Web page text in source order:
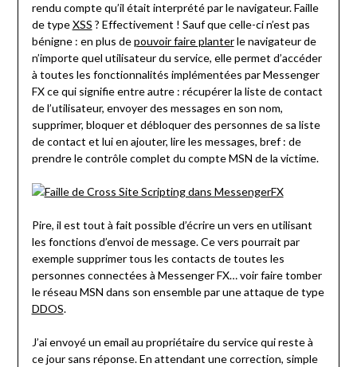
rendu compte qu’il était interprété par le navigateur. Faille
de typeXSS ? Effectivement ! Sauf que celle-ci n’est pas
bénigne : en plus depouvoir faire planterle navigateur de
n’importe quel utilisateur du service, elle permet d’accéder
à toutes les fonctionnalités implémentées par Messenger
FX ce qui signifie entre autre : récupérer la liste de contact
de l’utilisateur, envoyer des messages en son nom,
supprimer, bloquer et débloquer des personnes de sa liste
de contact et lui en ajouter, lire les messages, bref : de
prendre le contrôle complet du compte MSN de la victime.
Pire, il est tout à fait possible d’écrire un vers en utilisant
les fonctions d’envoi de message. Ce vers pourrait par
exemple supprimer tous les contacts de toutes les
personnes connectées à Messenger FX… voir faire tomber
le réseau MSN dans son ensemble par une attaque de type
DDOS.
J’ai envoyé un email au propriétaire du service qui reste à
ce jour sans réponse. En attendant une correction, simple